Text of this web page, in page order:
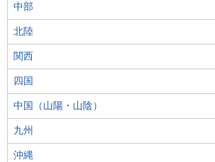
中部
北陸
関西
四国
中国（山陽・山陰）
九州
沖縄